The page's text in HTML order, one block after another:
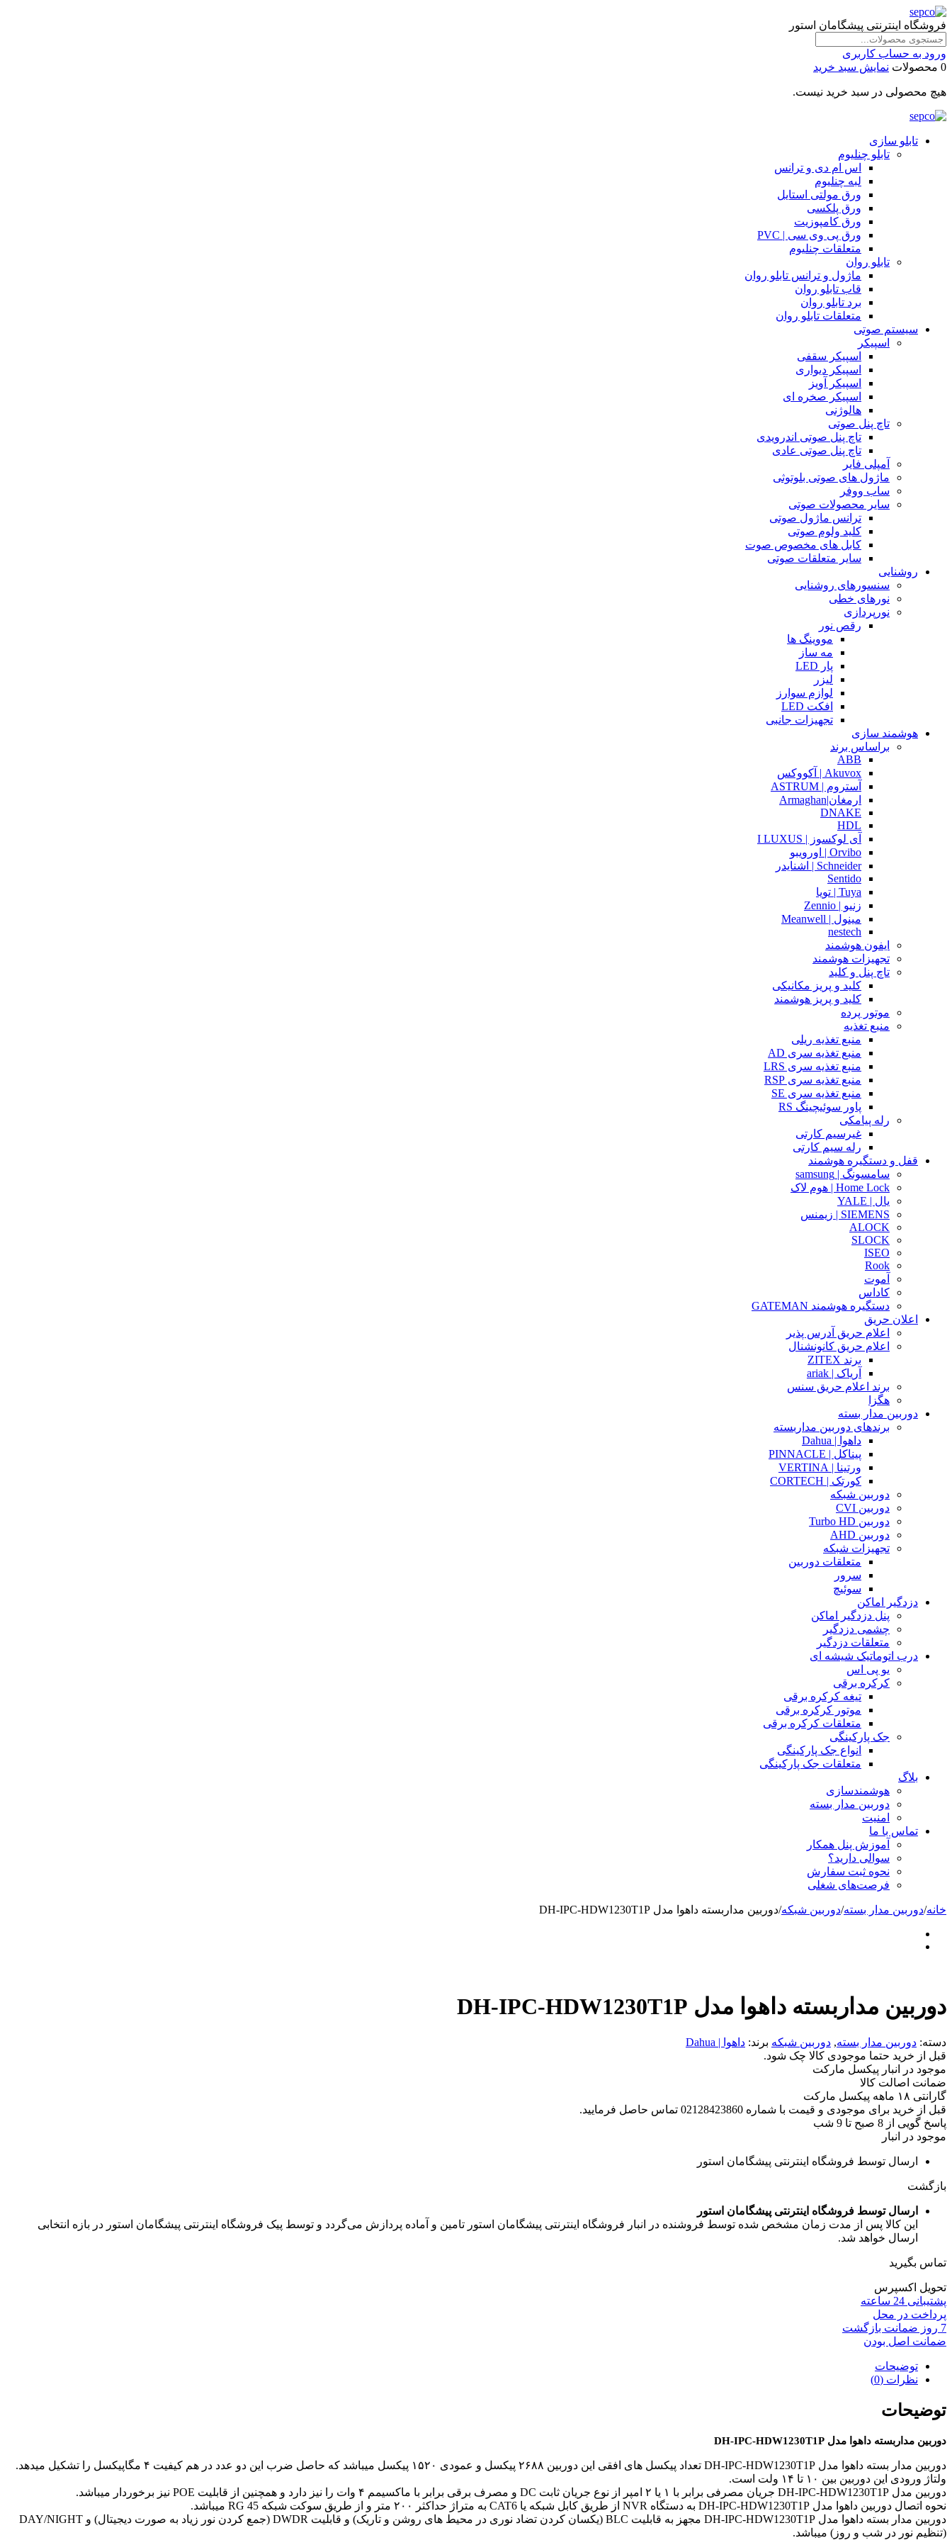
فروشگاه اینترنتی پیشگامان استور
ورود به حساب کاربری
0 محصولات
نمایش سبد خرید
هیچ محصولی در سبد خرید نیست.
تابلو سازی
تابلو چنلیوم
اس ام دی و ترانس
لبه چنلیوم
ورق مولتی استایل
ورق پلکسی
ورق کامپوزیت
ورق پی وی سی | PVC
متعلقات چنلیوم
تابلو روان
ماژول و ترانس تابلو روان
قاب تابلو روان
برد تابلو روان
متعلقات تابلو روان
سیستم صوتی
اسپیکر
اسپیکر سقفی
اسپیکر دیواری
اسپیکر آویز
اسپیکر صخره ای
هالوژنی
تاچ پنل صوتی
تاچ پنل صوتی اندرویدی
تاچ پنل صوتی عادی
آمپلی فایر
ماژول های صوتی بلوتوثی
ساب ووفر
سایر محصولات صوتی
ترانس ماژول صوتی
کلید ولوم صوتی
کابل های مخصوص صوت
سایر متعلقات صوتی
روشنایی
سنسورهای روشنایی
نورهای خطی
نورپردازی
رقص نور
مووینگ ها
مه ساز
پار LED
لیزر
لوازم سوارز
افکت LED
تجهیزات جانبی
هوشمند سازی
براساس برند
ABB
Akuvox | آکووکس
آستروم | ASTRUM
ارمغان|Armaghan
DNAKE
HDL
آی لوکسوز | I LUXUS
Orvibo | اورویبو
Schneider | اشنایدر
Sentido
Tuya | تویا
زنیو | Zennio
مینول | Meanwell
nestech
ایفون هوشمند
تجهیزات هوشمند
تاچ پنل و کلید
کلید و پریز مکانیکی
کلید و پریز هوشمند
موتور پرده
منبع تغذیه
منبع تغذیه ریلی
منبع تغذیه سری AD
منبع تغذیه سری LRS
منبع تغذیه سری RSP
منبع تغذیه سری SE
پاور سوئیچینگ RS
رله پیامکی
غیرسیم کارتی
رله سیم کارتی
قفل و دستگیره هوشمند
سامسونگ | samsung
Home Lock | هوم لاک
یال | YALE
SIEMENS | زیمنس
ALOCK
SLOCK
ISEO
Rook
آموت
کاداس
دستگیره هوشمند GATEMAN
اعلان حریق
اعلام حریق آدرس پذیر
اعلام حریق کانونشنال
برند ZITEX
آریاک | ariak
برند اعلام حریق سنس
هگزا
دوربین مدار بسته
برندهای دوربین مداربسته
داهوا | Dahua
پیناکل | PINNACLE
ورتینا | VERTINA
کورتک | CORTECH
دوربین شبکه
دوربین CVI
دوربین Turbo HD
دوربین AHD
تجهیزات شبکه
متعلقات دوربین
سرور
سوئیچ
دزدگیر اماکن
پنل دزدگیر اماکن
چشمی دزدگیر
متعلقات دزدگیر
درب اتوماتیک شیشه ای
یو پی اس
کرکره برقی
تیغه کرکره برقی
موتور کرکره برقی
متعلقات کرکره برقی
جک پارکینگی
انواع جک پارکینگی
متعلقات جک پارکینگی
بلاگ
هوشمندسازی
دوربین مدار بسته
امنیت
تماس با ما
آموزش پنل همکار
سوالی دارید؟
نحوه ثبت سفارش
فرصت‌های شغلی
خانه/دوربین مدار بسته/دوربین شبکه/دوربین مداربسته داهوا مدل DH-IPC-HDW1230T1P
دوربین مداربسته داهوا مدل DH-IPC-HDW1230T1P
دسته: دوربین مدار بسته, دوربین شبکه برند: داهوا | Dahua
قبل از خرید حتما موجودی کالا چک شود.
موجود در انبار پیکسل مارکت
ضمانت اصالت کالا
گارانتی ۱۸ ماهه پیکسل مارکت
قبل از خرید برای موجودی و قیمت با شماره 02128423860 تماس حاصل فرمایید.
پاسخ گویی از 8 صبح تا 9 شب
موجود در انبار
ارسال توسط فروشگاه اینترنتی پیشگامان استور
بازگشت
ارسال توسط فروشگاه اینترنتی پیشگامان استور
این کالا پس از مدت زمان مشخص شده توسط فروشنده در انبار فروشگاه اینترنتی پیشگامان استور تامین و آماده پردازش می‌گردد و توسط پیک فروشگاه اینترنتی پیشگامان استور در بازه انتخابی
ارسال خواهد شد.
تماس بگیرید
تحویل اکسپرس
پشتیبانی 24 ساعته
پرداخت در محل
7 روز ضمانت بازگشت
ضمانت اصل بودن
توضیحات
نظرات (0)
توضیحات
دوربین مداربسته داهوا مدل DH-IPC-HDW1230T1P
دوربین مدار بسته داهوا مدل DH-IPC-HDW1230T1P تعداد پیکسل های افقی این دوربین ۲۶۸۸ پیکسل و عمودی ۱۵۲۰ پیکسل میباشد که حاصل ضرب این دو عدد در هم کیفیت ۴ مگاپیکسل را تشکیل میدهد.
ولتاژ ورودی این دوربین بین ۱۰ تا ۱۴ ولت است.
دوربین مدل DH-IPC-HDW1230T1P جریان مصرفی برابر با ۱ یا ۲ امپر از نوع جریان ثابت DC و مصرف برقی برابر با ماکسیمم ۴ وات را نیز دارد و همچنین از قابلیت POE نیز برخوردار میباشد.
نحوه اتصال دوربین داهوا مدل DH-IPC-HDW1230T1P به دستگاه NVR از طریق کابل شبکه یا CAT6 به متراژ حداکثر ۲۰۰ متر و از طریق سوکت شبکه RG 45 میباشد.
دوربین مدار بسته داهوا مدل DH-IPC-HDW1230T1P مجهز به قابلیت BLC (یکسان کردن تضاد نوری در محیط های روشن و تاریک) و قابلیت DWDR (جمع کردن نور زیاد به صورت دیجیتال) و DAY/NIGHT
(تنظیم نور در شب و روز) میباشد.